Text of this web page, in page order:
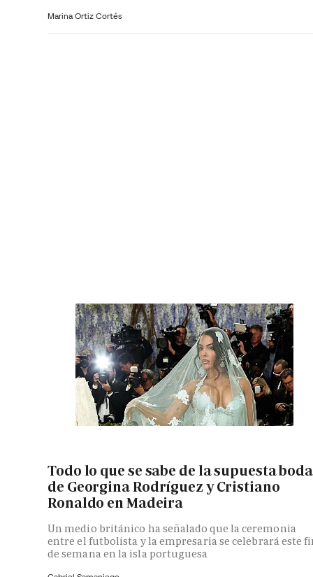
Marina Ortiz Cortés
Todo lo que se sabe de la supuesta boda
de Georgina Rodríguez y Cristiano
Ronaldo en Madeira
Un medio británico ha señalado que la ceremonia
entre el futbolista y la empresaria se celebrará este
de semana en la isla portuguesa